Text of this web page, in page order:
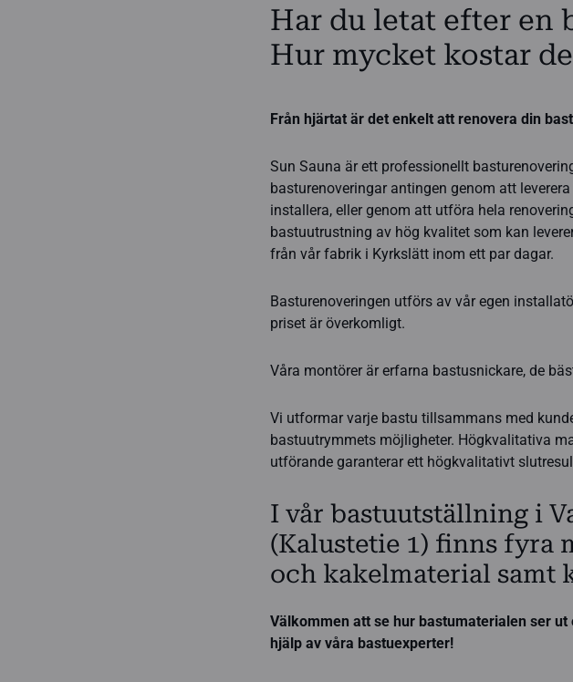
Har du letat efter en
Hur mycket kostar
Från hjärtat är det enkelt att renovera din
Sun Sauna är ett professionellt
basturenoveringar antingen genom att
installera, eller genom att utföra hela
bastuutrustning av hög kvalitet som kan
från vår fabrik i Kyrkslätt inom ett par dagar.
Basturenoveringen utförs av vår egen
priset är överkomligt.
Våra montörer är erfarna bastusnickare, de
Vi utformar varje bastu tillsammans med
bastuutrymmets möjligheter. Högkvalitativa
utförande garanterar ett högkvalitativt
I vår bastuutställning i
(Kalustetie 1) finns fyra
och kakelmaterial samt
Välkommen att se hur bastumaterialen ser
hjälp av våra bastuexperter!